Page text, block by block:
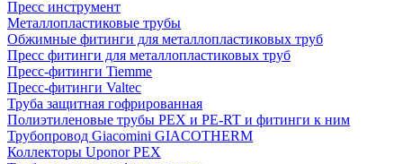
Пресс инструмент
Металлопластиковые трубы
Обжимные фитинги для металлопластиковых труб
Пресс фитинги для металлопластиковых труб
Пресс-фитинги Tiemme
Пресс-фитинги Valtec
Труба защитная гофрированная
Полиэтиленовые трубы PEX и PE-RT и фитинги к ним
Трубопровод Giacomini GIACOTHERM
Коллекторы Uponor PEX